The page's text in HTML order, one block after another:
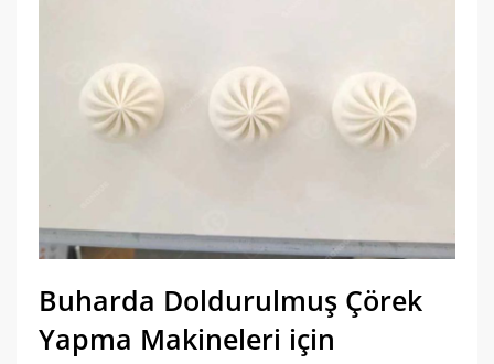
Buharda Doldurulmuş Çörek
Yapma Makineleri için